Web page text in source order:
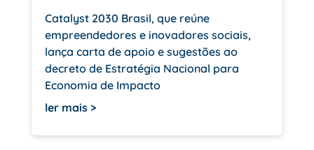
Catalyst 2030 Brasil, que reúne
empreendedores e inovadores sociais,
lança carta de apoio e sugestões ao
decreto de Estratégia Nacional para
Economia de Impacto
ler mais